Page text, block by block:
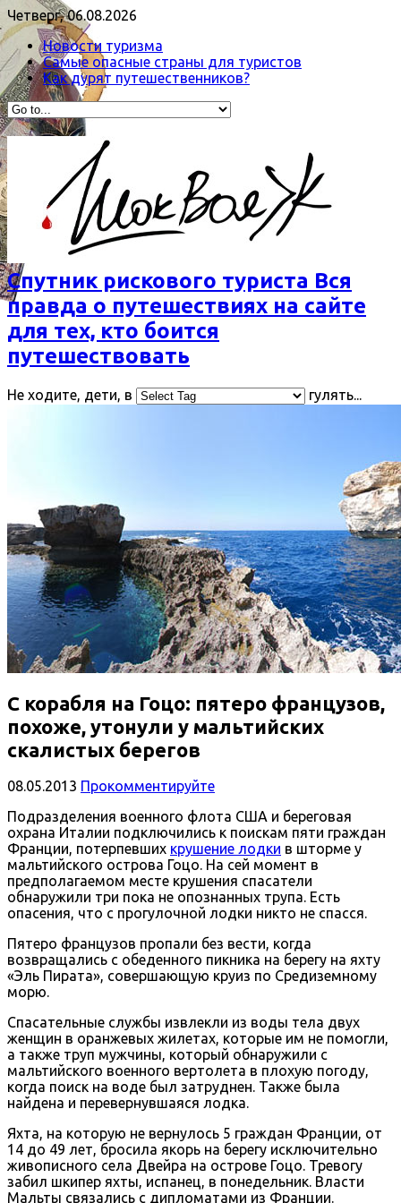
Четверг, 06.08.2026
Новости туризма
Самые опасные страны для туристов
Как дурят путешественников?
Спутник рискового туриста Вся
правда о путешествиях на сайте
для тех, кто боится
путешествовать
Не ходите, дети, в гулять...
С корабля на Гоцо: пятеро французов,
похоже, утонули у мальтийских
скалистых берегов
08.05.2013 Прокомментируйте
Подразделения военного флота США и береговая
охрана Италии подключились к поискам пяти граждан
Франции, потерпевших крушение лодки в шторме у
мальтийского острова Гоцо. На сей момент в
предполагаемом месте крушения спасатели
обнаружили три пока не опознанных трупа. Есть
опасения, что с прогулочной лодки никто не спасся.
Пятеро французов пропали без вести, когда
возвращались с обеденного пикника на берегу на яхту
«Эль Пирата», совершающую круиз по Средиземному
морю.
Спасательные службы извлекли из воды тела двух
женщин в оранжевых жилетах, которые им не помогли,
а также труп мужчины, который обнаружили с
мальтийского военного вертолета в плохую погоду,
когда поиск на воде был затруднен. Также была
найдена и перевернувшаяся лодка.
Яхта, на которую не вернулось 5 граждан Франции, от
14 до 49 лет, бросила якорь на берегу исключительно
живописного села Двейра на острове Гоцо. Тревогу
забил шкипер яхты, испанец, в понедельник. Власти
Мальты связались с дипломатами из Франции.